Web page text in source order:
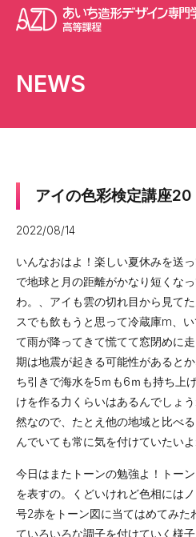
校長あいさつ
アクセス
5か年の一貫教育
カリキュラム紹介
学科説明
作品紹介
入学案内
募集要項
学費サポート
体験イベント
スクールライフ
年間スケジュール
NEWS
アイの色彩検定講座20
2022/08/14
いんなおはよ！楽しい夏休みを送
で地球と月の距離がかなり短くな
わ。、アイも雲の切れ目から見て
スでも飲もうと思って冷蔵庫m、
て雨が降ってきて慌てて窓閉めに
期は地震が起きる可能性があると
ち引きで海水を5ｍも6ｍも持ち上
けを作る力くらいはあるんでしょ
然なので、たとえ他の地域と比べ
んでいても常に気を付けていたいよ
今日はまたトーンの勉強よ！トー
を表すの。くどいけれど色相には
号2赤をトーン図に当てはめてみた
ていろいろな調子を付けていく様